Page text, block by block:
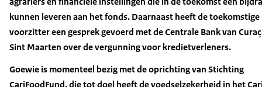
kunnen leveren aan het fonds. Daarnaast heeft de toekomstige
voorzitter een gesprek gevoerd met de Centrale Bank van
Sint Maarten over de vergunning voor kredietverleners.
Goewie is momenteel bezig met de oprichting van Stichting
CariFoodFund, die tot doel heeft de voedselzekerheid in het